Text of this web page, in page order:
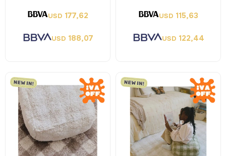
USD 177,62
USD 188,07
USD 115,63
USD 122,44